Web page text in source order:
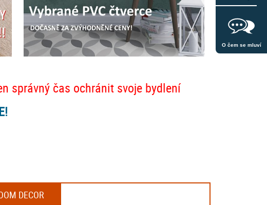
O čem se mluví
správný čas ochránit svoje bydlení
DECOR